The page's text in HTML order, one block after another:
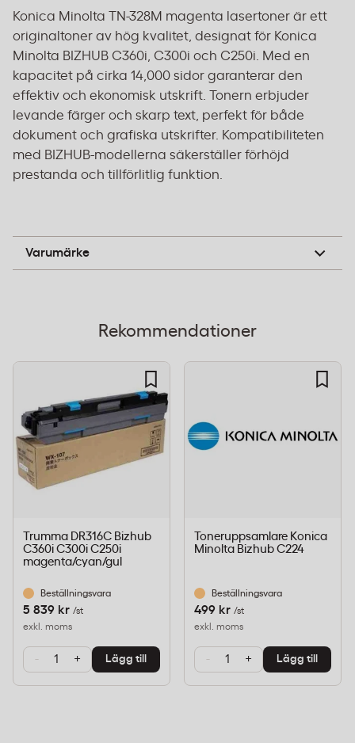
Konica Minolta TN-328M magenta lasertoner är ett
originaltoner av hög kvalitet, designat för Konica
Minolta BIZHUB C360i, C300i och C250i. Med en
kapacitet på cirka 14,000 sidor garanterar den
effektiv och ekonomisk utskrift. Tonern erbjuder
levande färger och skarp text, perfekt för både
dokument och grafiska utskrifter. Kompatibiliteten
med BIZHUB-modellerna säkerställer förhöjd
prestanda och tillförlitlig funktion.
Varumärke
Konica Minolta
Rekommendationer
Trumma DR316C Bizhub
C360i C300i C250i
magenta/cyan/gul
Beställningsvara
5 839 kr /st
exkl. moms
- + Lägg till
Toneruppsamlare Konica
Minolta Bizhub C224
Beställningsvara
499 kr /st
exkl. moms
- + Lägg till